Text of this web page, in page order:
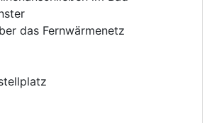
das Fernwärmenetz